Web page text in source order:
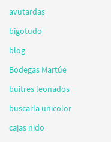
avutardas
bigotudo
blog
Bodegas Martúe
buitres leonados
buscarla unicolor
cajas nido